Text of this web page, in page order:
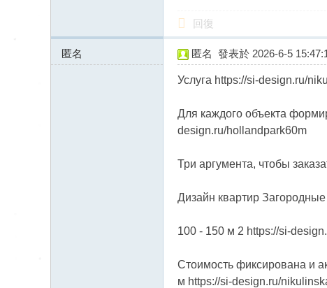
回復
匿名
178.20.44.x:11886
匿名 發表於 2026-6-5
Услуга https://si-design.ru/
Для каждого объекта
design.ru/hollandpark60m
Три аргумента, чтобы
Дизайн квартир
100 - 150 м 2 https://si-
Стоимость фиксирована и
м https://si-design.ru/